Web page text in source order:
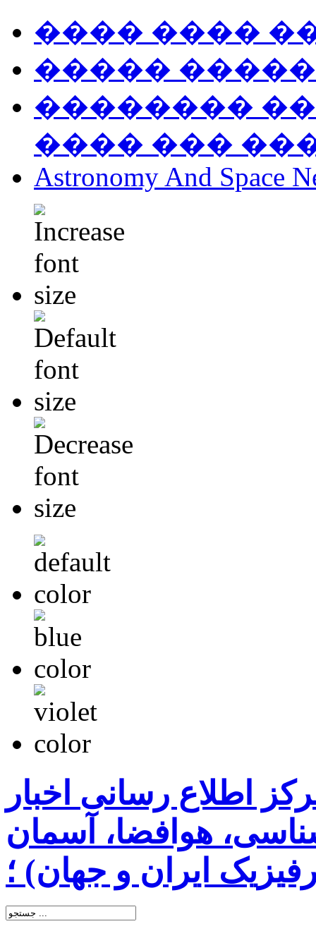
���� ����
�����
��������
���� ���
Astronomy And Space
اطلاع رسانی اخبار
هوافضا، آسمان
ایران و جهان) ؛